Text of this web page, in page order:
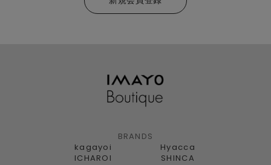
BRANDS
kagayoi
Hyacca
ICHAROI
SHINCA